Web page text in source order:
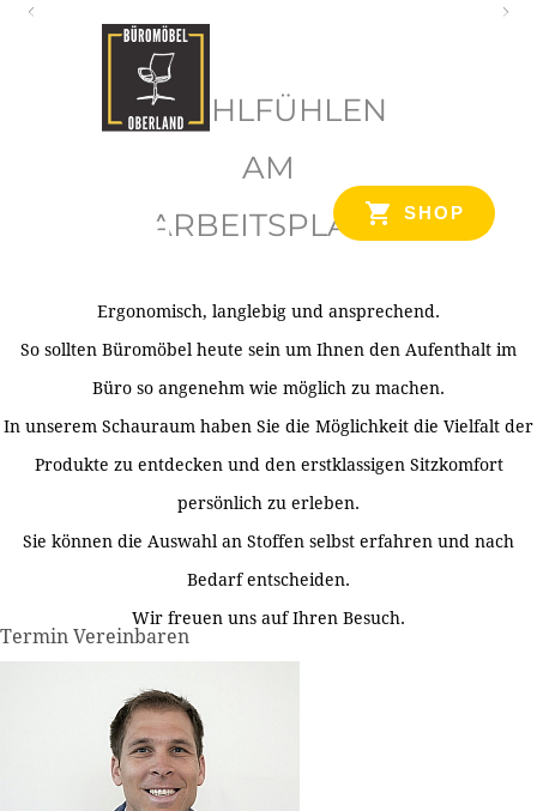
SHOP
WOHLFÜHLEN
AM
ARBEITSPLATZ
Ergonomisch, langlebig und ansprechend.
So sollten Büromöbel heute sein um Ihnen den Aufenthalt im
Büro so angenehm wie möglich zu machen.
In unserem Schauraum haben Sie die Möglichkeit die Vielfalt der
Produkte zu entdecken und den erstklassigen Sitzkomfort
persönlich zu erleben.
Sie können die Auswahl an Stoffen selbst erfahren und nach
Bedarf entscheiden.
Wir freuen uns auf Ihren Besuch.
Termin Vereinbaren